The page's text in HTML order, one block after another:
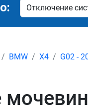
BMW X4 G02 -